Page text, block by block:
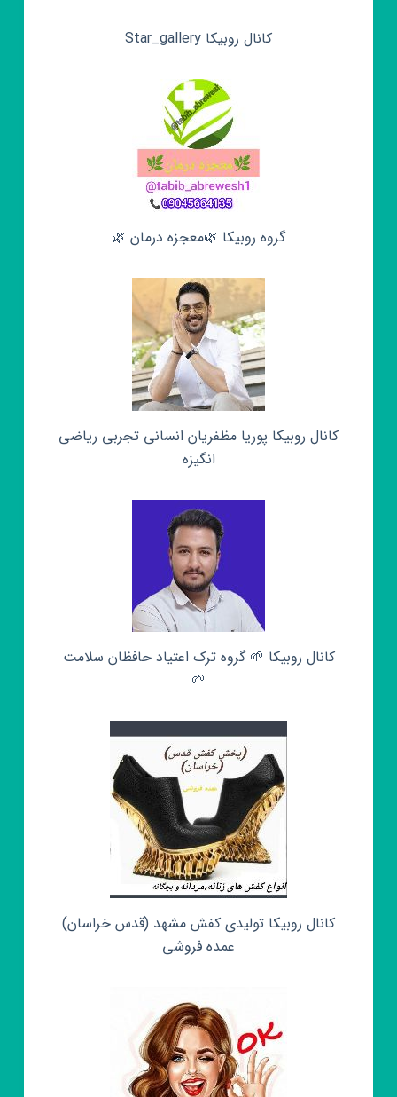
کانال روبیکا Star_gallery
گروه روبیکا 🌿معجزه درمان 🌿
کانال روبیکا پوریا مظفریان انسانی تجربی ریاضی
انگیزه
کانال روبیکا 🌱 گروه ترک اعتیاد حافظان سلامت
🌱
کانال روبیکا تولیدی کفش مشهد (قدس خراسان)
عمده فروشی